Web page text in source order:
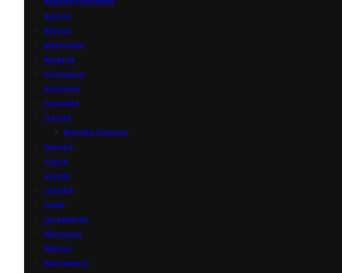
Austria
Bélgica
Bielorrusia
Bulgaria
Eslovaquia
Eslovenia
Finlandia
Francia
Bretaña francesa
Georgia
Grecia
Irlanda
Islandia
Italia
Luxemburgo
Marruecos
Mónaco
Montenegro